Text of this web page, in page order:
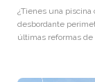
¿Tienes una
desbordante
últimas reformas de